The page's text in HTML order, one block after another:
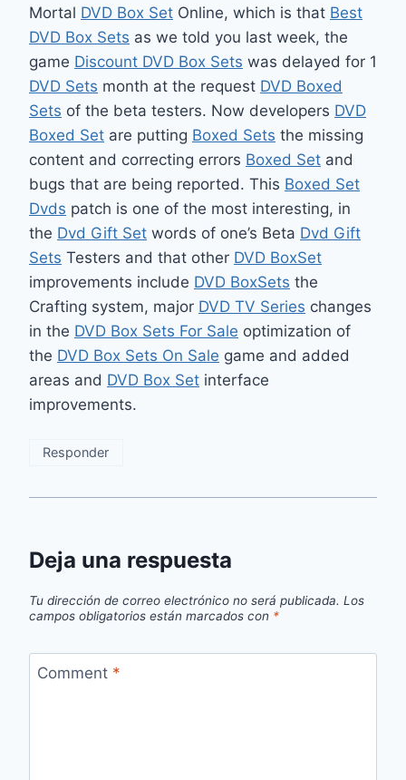
Mortal DVD Box Set Online, which is that Best
DVD Box Sets as we told you last week, the
game Discount DVD Box Sets was delayed for 1
DVD Sets month at the request DVD Boxed
Sets of the beta testers. Now developers DVD
Boxed Set are putting Boxed Sets the missing
content and correcting errors Boxed Set and
bugs that are being reported. This Boxed Set
Dvds patch is one of the most interesting, in
the Dvd Gift Set words of one’s Beta Dvd Gift
Sets Testers and that other DVD BoxSet
improvements include DVD BoxSets the
Crafting system, major DVD TV Series changes
in the DVD Box Sets For Sale optimization of
the DVD Box Sets On Sale game and added
areas and DVD Box Set interface
improvements.
Responder
Deja una respuesta
Tu dirección de correo electrónico no será publicada. Los
campos obligatorios están marcados con *
Comment *